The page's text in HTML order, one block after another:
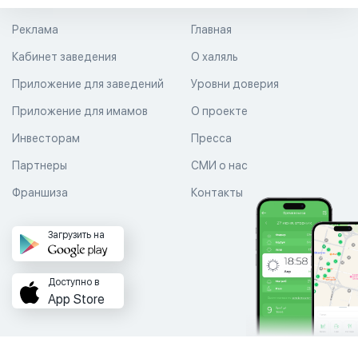
Главная
О халяль
Уровни доверия
Реклама
Кабинет заведения
Приложение для заведений
Приложение для имамов О проекте
Пресса
СМИ о нас
Контакты
Инвесторам
Партнеры
Франшиза
Загрузить на
Доступно в
App Store